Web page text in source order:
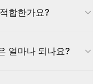
합한가요?
agents, Claude
얼마나 되나요?